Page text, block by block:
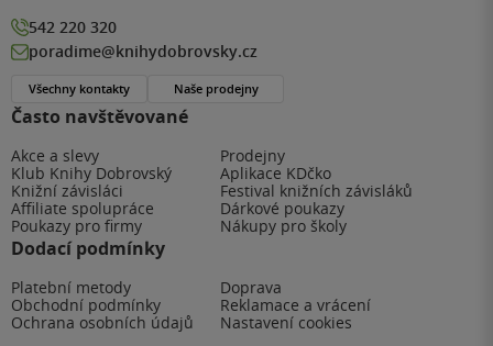
Často navštěvované
Akce a slevy
Prodejny
Klub Knihy Dobrovský
Aplikace KDčko
Knižní závisláci
Festival knižních závisláků
Affiliate spolupráce
Dárkové poukazy
Poukazy pro firmy
Nákupy pro školy
Dodací podmínky
Platební metody
Doprava
Obchodní podmínky
Reklamace a vrácení
Ochrana osobních údajů
Nastavení cookies
542 220 320
poradime@knihydobrovsky.cz
Všechny kontakty Naše prodejny